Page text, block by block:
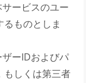
ービスのユー
ものとしま
ーIDおよびパ
もしくは第三者